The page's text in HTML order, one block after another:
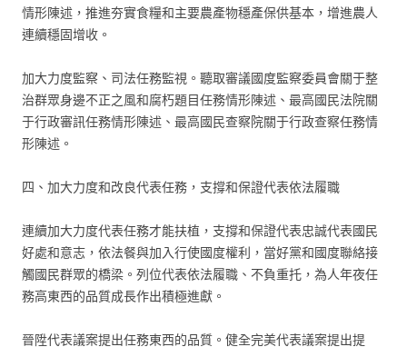
情形陳述，推進夯實食糧和主要農產物穩產保供基本，增進農人
連續穩固增收。
加大力度監察、司法任務監視。聽取審議國度監察委員會關于整
治群眾身邊不正之風和腐朽題目任務情形陳述、最高國民法院關
于行政審訊任務情形陳述、最高國民查察院關于行政查察任務情
形陳述。
四、加大力度和改良代表任務，支撐和保證代表依法履職
連續加大力度代表任務才能扶植，支撐和保證代表忠誠代表國民
好處和意志，依法餐與加入行使國度權利，當好黨和國度聯絡接
觸國民群眾的橋梁。列位代表依法履職、不負重托，為人年夜任
務高東西的品質成長作出積極進獻。
晉陞代表議案提出任務東西的品質。健全完美代表議案提出提